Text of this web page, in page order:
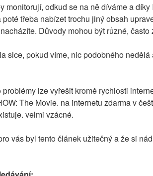
monitorují, odkud se na ně díváme a
poté třeba nabízet trochu jiný obsah
Důvody mohou být různé,
sice, pokud víme, nic podobného
problémy lze vyřešit kromě rychlosti
The Movie. na internetu zdarma v
velmi vzácné.
vás byl tento článek užitečný a že si